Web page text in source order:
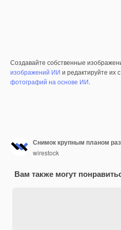
Создавайте собственные
изображений ИИ и редактируйте их
фотографий на основе ИИ.
wirestock
Вам также могут